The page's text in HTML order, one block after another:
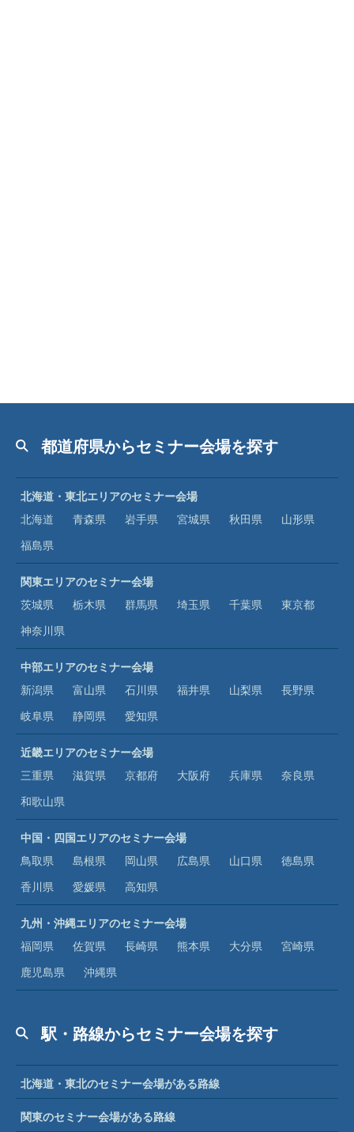
都道府県からセミナー会場を探す
北海道・東北エリアのセミナー会場
北海道
青森県 岩手県 宮城県 秋田県
山形県
福島県
関東エリアのセミナー会場
茨城県
栃木県 群馬県 埼玉県 千葉県
東京都
神奈川県
中部エリアのセミナー会場
新潟県
富山県 石川県 福井県 山梨県
長野県
岐阜県
静岡県 愛知県
近畿エリアのセミナー会場
三重県
滋賀県 京都府 大阪府 兵庫県
奈良県
和歌山県
中国・四国エリアのセミナー会場
鳥取県
島根県 岡山県 広島県 山口県
徳島県
香川県
愛媛県 高知県
九州・沖縄エリアのセミナー会場
福岡県
佐賀県 長崎県 熊本県 大分県
宮崎県
鹿児島県
沖縄県
駅・路線からセミナー会場を探す
北海道・東北のセミナー会場がある路線
関東のセミナー会場がある路線